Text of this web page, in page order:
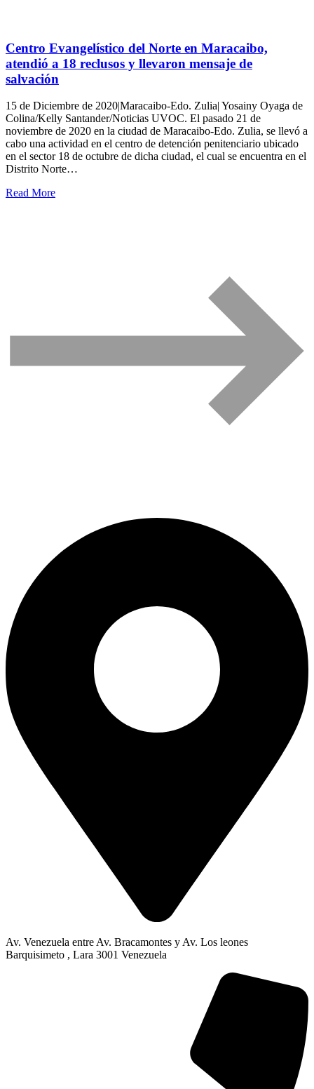
Centro Evangelístico del Norte en Maracaibo,
atendió a 18 reclusos y llevaron mensaje de
salvación
15 de Diciembre de 2020|Maracaibo-Edo. Zulia| Yosainy Oyaga de
Colina/Kelly Santander/Noticias UVOC. El pasado 21 de
noviembre de 2020 en la ciudad de Maracaibo-Edo. Zulia, se llevó a
cabo una actividad en el centro de detención penitenciario ubicado
en el sector 18 de octubre de dicha ciudad, el cual se encuentra en el
Distrito Norte…
Read More
Av. Venezuela entre Av. Bracamontes y Av. Los leones
Barquisimeto , Lara 3001 Venezuela